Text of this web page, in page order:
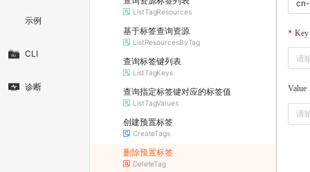
示例
CLI
诊断
ListTagResources
基于标签查询资源
ListResourcesByTag
查询标签键列表
ListTagKeys
查询指定标签键对应的标签值
ListTagValues
创建预置标签
CreateTags
删除预置标签
DeleteTag
Key
Value